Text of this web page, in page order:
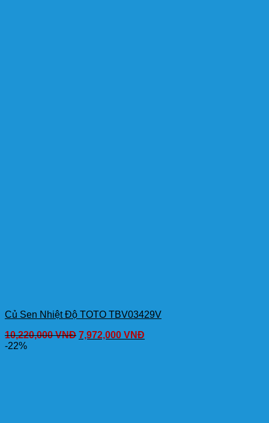
Củ Sen Nhiệt Độ TOTO TBV03429V
10,220,000VNĐ 7,972,000 VNĐ
-22%